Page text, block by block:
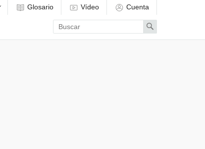
Glosario Vídeo Cuenta
Enter
search
term
Search